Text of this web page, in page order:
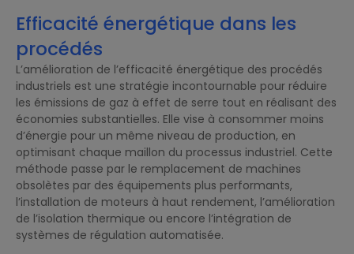
Efficacité énergétique dans les
procédés
L’amélioration de l’efficacité énergétique des procédés
industriels est une stratégie incontournable pour réduire
les émissions de gaz à effet de serre tout en réalisant des
économies substantielles. Elle vise à consommer moins
d’énergie pour un même niveau de production, en
optimisant chaque maillon du processus industriel. Cette
méthode passe par le remplacement de machines
obsolètes par des équipements plus performants,
l’installation de moteurs à haut rendement, l’amélioration
de l’isolation thermique ou encore l’intégration de
systèmes de régulation automatisée.